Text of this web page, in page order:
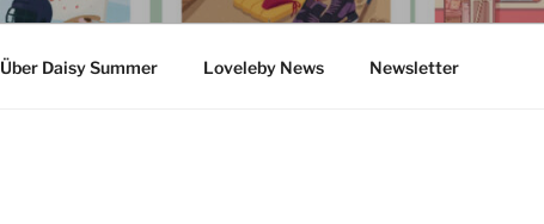
Über Daisy Summer Loveleby News Newsletter